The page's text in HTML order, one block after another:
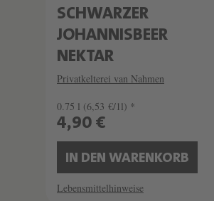
SCHWARZER
JOHANNISBEER
NEKTAR
Privatkelterei van Nahmen
0.75 l (6,53 €/1l) *
4,90 €
IN DEN WARENKORB
Lebensmittelhinweise